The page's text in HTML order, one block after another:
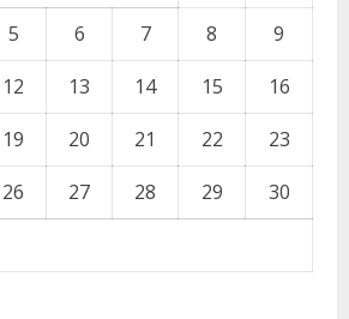
5 6 7 8
9
12 13 14 15
16
19 20 21 22
23
26 27 28 29
30